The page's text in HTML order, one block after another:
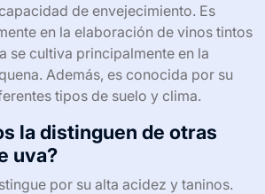
de envejecimiento. Es
en la elaboración de vinos tintos
se cultiva principalmente en la
Además, es conocida por su
tipos de suelo y clima.
la distinguen de otras
uva?
por su alta acidez y taninos.